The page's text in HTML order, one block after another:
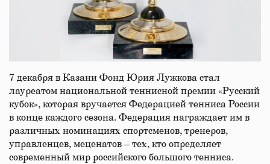
7 декабря в Казани Фонд Юрия Лужкова стал
лауреатом национальной теннисной премии «Русский
кубок», которая вручается Федерацией тенниса России
в конце каждого сезона. Федерация награждает им в
различных номинациях спортсменов, тренеров,
управленцев, меценатов – тех, кто определяет
современный мир российского большого тенниса.